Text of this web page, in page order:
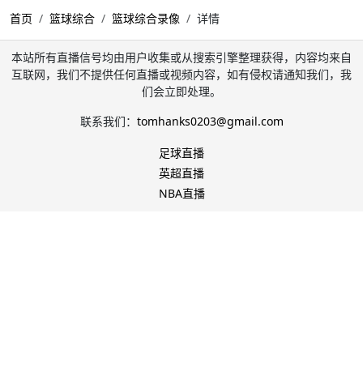
首页
篮球综合 篮球综合录像 详情
本站所有直播信号均由用户收集或从搜索引擎整理获得，内容均来自
互联网，我们不提供任何直播或视频内容，如有侵权请通知我们，我
们会立即处理。
联系我们： tomhanks0203@gmail.com
足球直播
英超直播
NBA直播